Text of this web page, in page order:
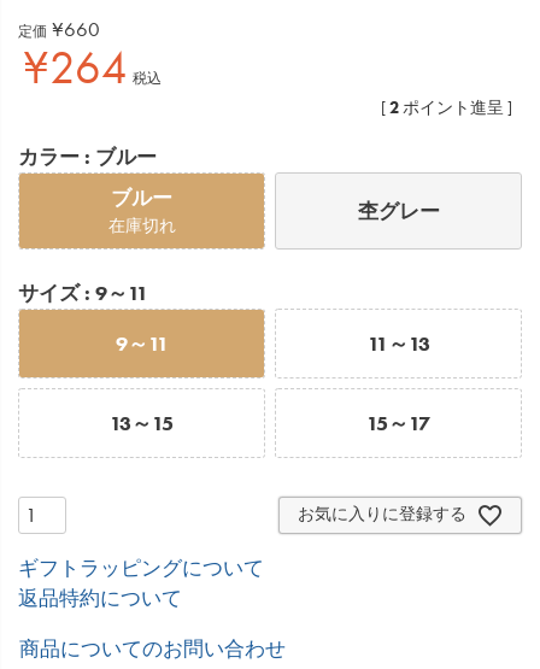
定価 ¥660
¥264 税込
[2ポイント進呈 ]
カラー
ブルー
ブルー
在庫切れ
杢グレー
サイズ 9～11
9～11 11～13
13～15 15～17
お気に入りに登録する
ギフトラッピングについて
返品特約について
商品についてのお問い合わせ